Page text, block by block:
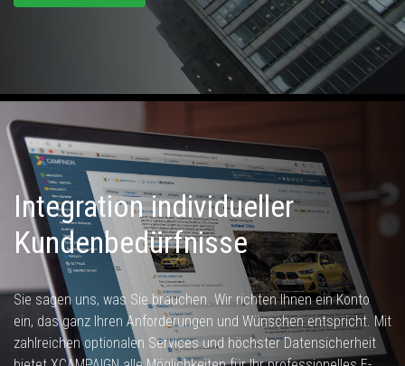
Integration individueller
Kundenbedürfnisse
Sie sagen uns, was Sie brauchen. Wir richten Ihnen ein Konto
ein, das ganz Ihren Anforderungen und Wünschen entspricht. Mit
zahlreichen optionalen Services und höchster Datensicherheit